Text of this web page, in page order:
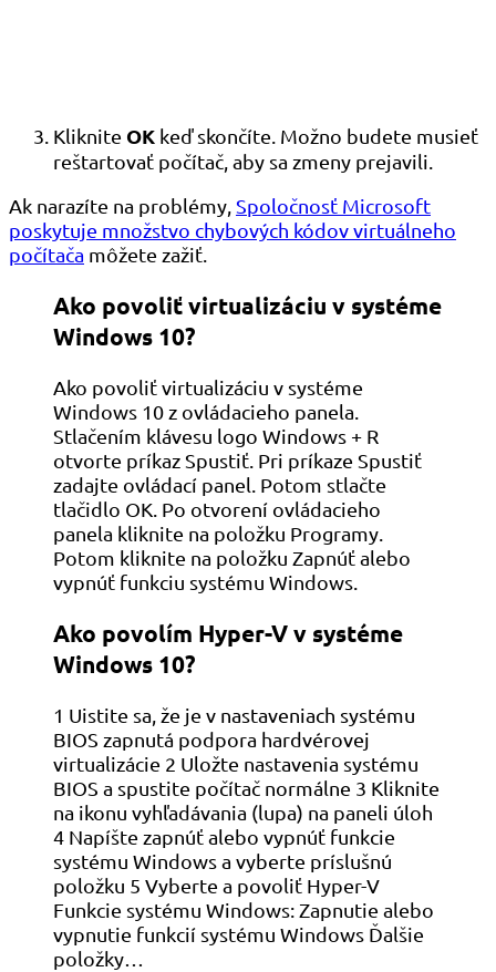
Kliknite OK keď skončíte. Možno budete musieť
reštartovať počítač, aby sa zmeny prejavili.
Ak narazíte na problémy,Spoločnosť Microsoft
poskytuje množstvo chybových kódov virtuálneho
počítača môžete zažiť.
Ako povoliť virtualizáciu v systéme
Windows 10?
Ako povoliť virtualizáciu v systéme
Windows 10 z ovládacieho panela.
Stlačením klávesu logo Windows + R
otvorte príkaz Spustiť. Pri príkaze Spustiť
zadajte ovládací panel. Potom stlačte
tlačidlo OK. Po otvorení ovládacieho
panela kliknite na položku Programy.
Potom kliknite na položku Zapnúť alebo
vypnúť funkciu systému Windows.
Ako povolím Hyper-V v systéme
Windows 10?
1 Uistite sa, že je v nastaveniach systému
BIOS zapnutá podpora hardvérovej
virtualizácie 2 Uložte nastavenia systému
BIOS a spustite počítač normálne 3 Kliknite
na ikonu vyhľadávania (lupa) na paneli úloh
4 Napíšte zapnúť alebo vypnúť funkcie
systému Windows a vyberte príslušnú
položku 5 Vyberte a povoliť Hyper-V
Funkcie systému Windows: Zapnutie alebo
vypnutie funkcií systému Windows Ďalšie
položky…